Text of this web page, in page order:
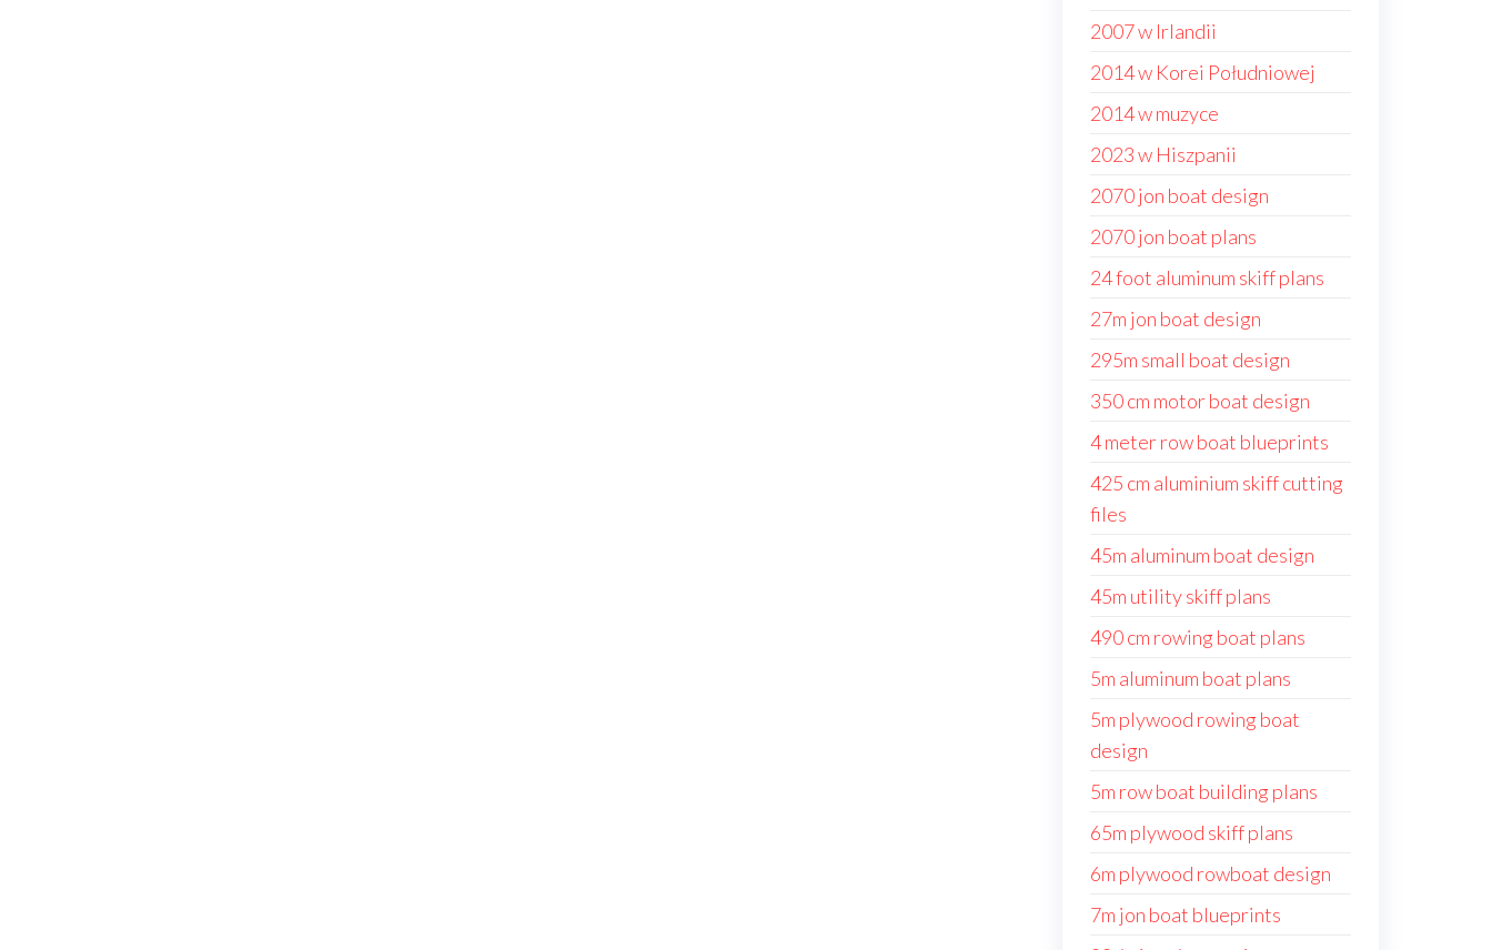
2007 w Irlandii
2014 w Korei Południowej
2014 w muzyce
2023 w Hiszpanii
2070 jon boat design
2070 jon boat plans
24 foot aluminum skiff plans
27m jon boat design
295m small boat design
350 cm motor boat design
4 meter row boat blueprints
425 cm aluminium skiff cutting
files
45m aluminum boat design
45m utility skiff plans
490 cm rowing boat plans
5m aluminum boat plans
5m plywood rowing boat
design
5m row boat building plans
65m plywood skiff plans
6m plywood rowboat design
7m jon boat blueprints